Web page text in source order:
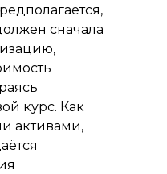
сначала
курс. Как
активами,